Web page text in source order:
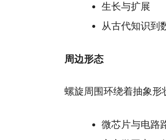
生长与扩展
从古代知识到
周边形态
螺旋周围环绕着抽象形
微芯片与电路